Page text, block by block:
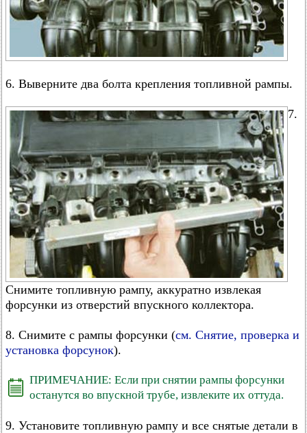
6. Выверните два болта крепления топливной рампы.
7.
Снимите топливную рампу, аккуратно извлекая
форсунки из отверстий впускного коллектора.
8. Снимите с рампы форсунки (см. Снятие, проверка и
установка форсунок).
ПРИМЕЧАНИЕ: Если при снятии рампы форсунки
останутся во впускной трубе, извлеките их оттуда.
9. Установите топливную рампу и все снятые детали в